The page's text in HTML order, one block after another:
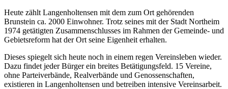
Heute zählt Langenholtensen mit dem zum Ort gehörenden
Brunstein ca. 2000 Einwohner. Trotz seines mit der Stadt Northeim
1974 getätigten Zusammenschlusses im Rahmen der Gemeinde- und
Gebietsreform hat der Ort seine Eigenheit erhalten.
Dieses spiegelt sich heute noch in einem regen Vereinsleben wieder.
Dazu findet jeder Bürger ein breites Betätigungsfeld. 15 Vereine,
ohne Parteiverbände, Realverbände und Genossenschaften,
existieren in Langenholtensen und betreiben intensive Vereinsarbeit.